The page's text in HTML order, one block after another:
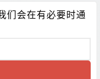
们会在有必要时通